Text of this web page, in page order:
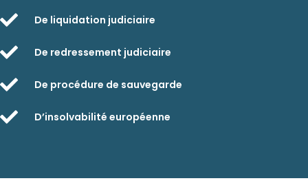
De liquidation judiciaire
De redressement judiciaire
De procédure de sauvegarde
D’insolvabilité européenne